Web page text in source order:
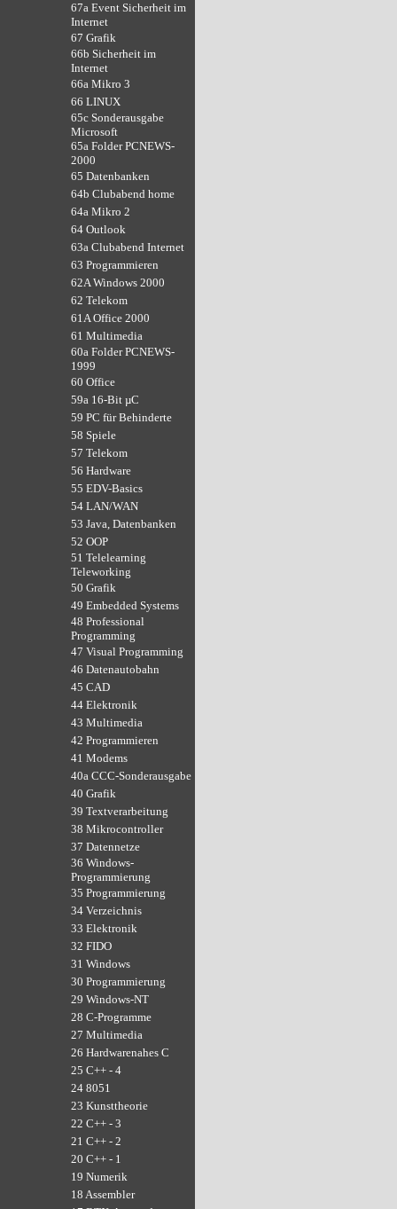
67a Event Sicherheit im
Internet
67 Grafik
66b Sicherheit im
Internet
66a Mikro 3
66 LINUX
65c Sonderausgabe
Microsoft
65a Folder PCNEWS-
2000
65 Datenbanken
64b Clubabend home
64a Mikro 2
64 Outlook
63a Clubabend Internet
63 Programmieren
62A Windows 2000
62 Telekom
61A Office 2000
61 Multimedia
60a Folder PCNEWS-
1999
60 Office
59a 16-Bit µC
59 PC für Behinderte
58 Spiele
57 Telekom
56 Hardware
55 EDV-Basics
54 LAN/WAN
53 Java, Datenbanken
52 OOP
51 Telelearning
Teleworking
50 Grafik
49 Embedded Systems
48 Professional
Programming
47 Visual Programming
46 Datenautobahn
45 CAD
44 Elektronik
43 Multimedia
42 Programmieren
41 Modems
40a CCC-Sonderausgabe
40 Grafik
39 Textverarbeitung
38 Mikrocontroller
37 Datennetze
36 Windows-
Programmierung
35 Programmierung
34 Verzeichnis
33 Elektronik
32 FIDO
31 Windows
30 Programmierung
29 Windows-NT
28 C-Programme
27 Multimedia
26 Hardwarenahes C
25 C++ - 4
24 8051
23 Kunsttheorie
22 C++ - 3
21 C++ - 2
20 C++ - 1
19 Numerik
18 Assembler